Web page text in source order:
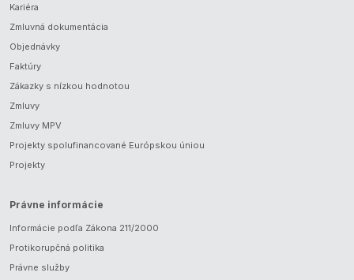
Kariéra
Zmluvná dokumentácia
Objednávky
Faktúry
Zákazky s nízkou hodnotou
Zmluvy
Zmluvy MPV
Projekty spolufinancované Európskou úniou
Projekty
Právne informácie
Informácie podľa Zákona 211/2000
Protikorupčná politika
Právne služby